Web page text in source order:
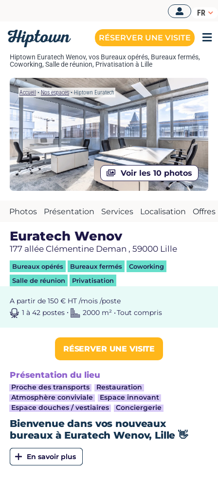
contenu
FR
RÉSERVER UNE VISITE
Hiptown Euratech Wenov, vos Bureaux opérés, Bureaux fermés,
Coworking, Salle de réunion, Privatisation à Lille
Accueil •Nos espaces• Hiptown Euratech
Voir les 10 photos
Photos Présentation Services Localisation Offres
Euratech Wenov
177 allée Clémentine Deman , 59000 Lille
Bureaux opérés Bureaux fermés
Coworking
Salle de réunion
Privatisation
A partir de 150 € HT /mois /poste
1 à 42 postes
2000 m² •Tout compris
RÉSERVER UNE VISITE
Présentation du lieu
Proche des transports
Restauration
Atmosphère conviviale
Espace innovant
Espace douches / vestiaires
Conciergerie
Bienvenue dans vos nouveaux
bureaux à Euratech Wenov, Lille 👋